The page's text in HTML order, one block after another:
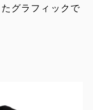
グラフィックで